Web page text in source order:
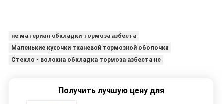
не материал обкладки тормоза азбеста
Маленькие кусочки тканевой тормозной оболочки
Стекло - волокна обкладка тормоза азбеста не
Получить лучшую цену для